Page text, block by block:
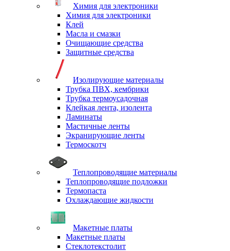
Химия для электроники
Химия для электроники
Клей
Масла и смазки
Очищающие средства
Защитные средства
Изолирующие материалы
Трубка ПВХ, кембрики
Трубка термоусадочная
Клейкая лента, изолента
Ламинаты
Мастичные ленты
Экранирующие ленты
Термоскотч
Теплопроводящие материалы
Теплопроводящие подложки
Термопаста
Охлаждающие жидкости
Макетные платы
Макетные платы
Стеклотекстолит